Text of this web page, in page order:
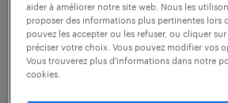
magasinier / magasinière
caces manitou &
aider à améliorer notre site web. Nous les
proposer des informations plus pertinentes lors
pouvez les accepter ou les refuser, ou cliquer
préciser votre choix. Vous pouvez modifier vos
Vous trouverez plus d'informations dans notre
cookies.